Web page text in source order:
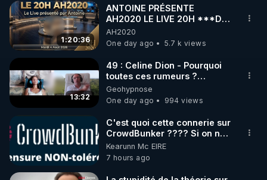
http://rgnr.li/news
🌱 VIDÉOS NON CENSURÉES SUR ODYSEE
Toutes les vidéos Youtube sont aussi sur la
http://rgnr.li/odysee
🌱 LES STAGES EN PRÉSENTIEL
http://rgnr.li/stages
1:20:36
ANTOINE PRÉSENTE
AH2020 LE LIVE 20H ***DU
04/08/2026*** 📷LE
GRAND RÉVEIL EST EN
MARCHE 📷
AH2020
One day ago
5.7 k views
13:32
49 : Celine Dion - Pourquoi
toutes ces rumeurs ?
Enquête sous hypnose
Geohypnose
One day ago
994 views
C'est quoi cette connerie sur
CrowdBunker ???? Si on ne
peut plus publier, c'est un
peu de la censure. Ne payez
pas les boucliers pour voir
mes vidéos, c'est une
Kearunn Mc EIRE
7 hours ago